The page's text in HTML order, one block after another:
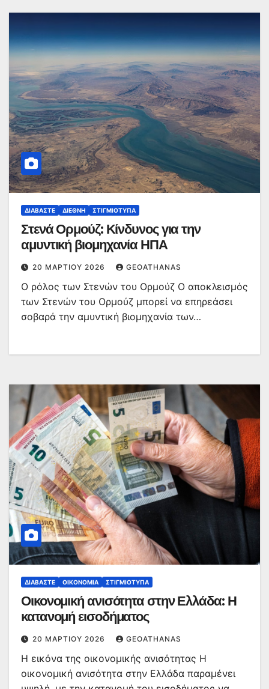
ΔΙΑΒΆΣΤΕ ΔΙΕΘΝΉ ΣΤΙΓΜΙΌΤΥΠΑ
Στενά Ορμούζ: Κίνδυνος για την
αμυντική βιομηχανία ΗΠΑ
20 ΜΑΡΤΊΟΥ 2026 GEOATHANAS
Ο ρόλος των Στενών του Ορμούζ Ο αποκλεισμός
των Στενών του Ορμούζ μπορεί να επηρεάσει
σοβαρά την αμυντική βιομηχανία των…
ΔΙΑΒΆΣΤΕ ΟΙΚΟΝΟΜΊΑ ΣΤΙΓΜΙΌΤΥΠΑ
Οικονομική ανισότητα στην Ελλάδα: Η
κατανομή εισοδήματος
20 ΜΑΡΤΊΟΥ 2026 GEOATHANAS
Η εικόνα της οικονομικής ανισότητας Η
οικονομική ανισότητα στην Ελλάδα παραμένει